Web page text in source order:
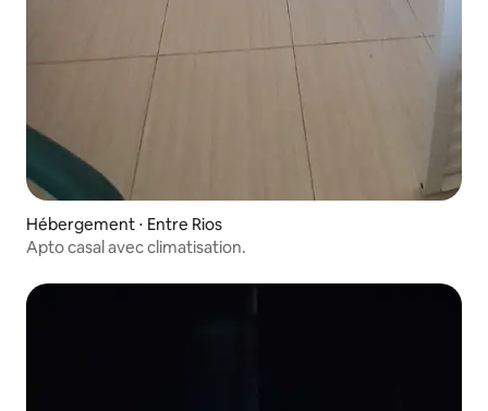
Hébergement ⋅ Entre Rios
Apto casal avec climatisation.